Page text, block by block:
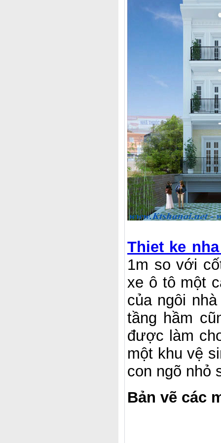
Thiet ke
1m so với
xe ô tô một
của ngôi
tầng hầm
được làm
một khu vệ
con ngõ nhỏ
Bản vẽ các